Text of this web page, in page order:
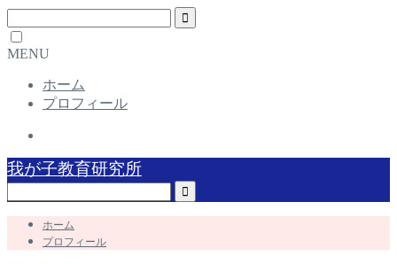
MENU
ホーム
プロフィール
我が子教育研究所
ホーム
プロフィール